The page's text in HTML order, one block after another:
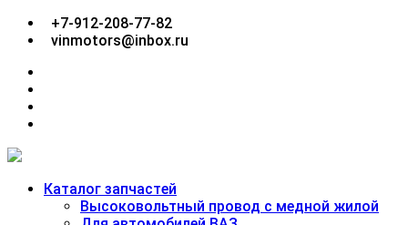
Перейти+7-912-208-77-82
vinmotors@inbox.ru
Каталог запчастей
Высоковольтный провод с медной жилой